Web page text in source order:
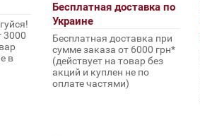
3000
в
Бесплатная доставка по
Украине
Бесплатная доставка при
сумме заказа от 6000 грн*
(действует на товар без
акций и куплен не по
оплате частями)